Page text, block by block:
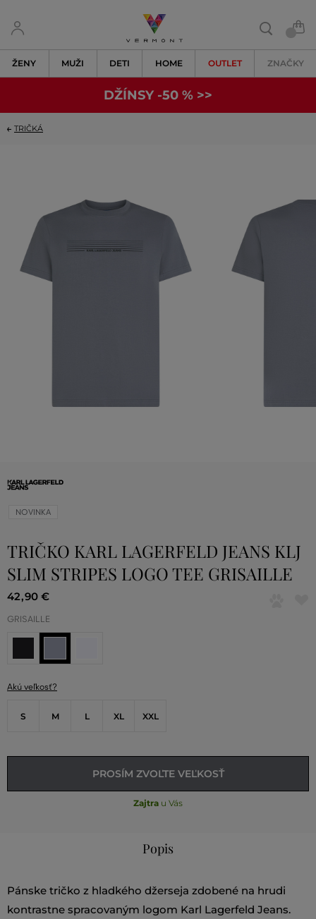
ŽENY MUŽI DETI HOME OUTLET ZNAČKY
DŽÍNSY -50 % >>
TRIČKÁ
NOVINKA
TRIČKO KARL LAGERFELD JEANS KLJ
SLIM STRIPES LOGO TEE GRISAILLE
42,90 €
GRISAILLE
Akú veľkosť?
S M L XL XXL
PROSÍM ZVOĽTE VEĽKOSŤ
Zajtra u Vás
Popis
Pánske tričko z hladkého džerseja zdobené na hrudi
kontrastne spracovaným logom Karl Lagerfeld Jeans.